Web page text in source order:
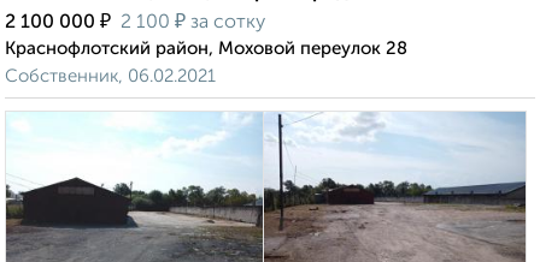
2 100 000 ₽ 2 100 ₽ за сотку
Краснофлотский район, Моховой переулок 28
Собственник, 06.02.2021